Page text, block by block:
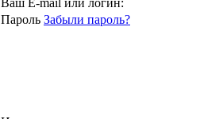
Ваш E-mail или логин:
Пароль Забыли пароль?